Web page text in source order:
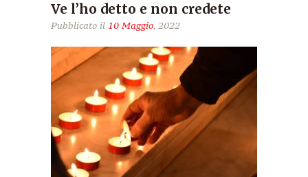
Ve l’ho detto e non credete
Pubblicato il 10 Maggio, 2022